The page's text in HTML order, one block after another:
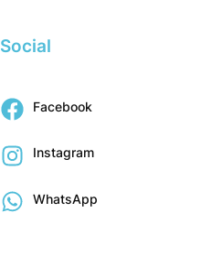
Social
Facebook
Instagram
WhatsApp